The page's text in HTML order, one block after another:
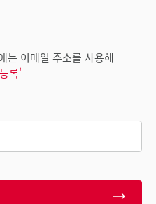
는 이메일 주소를 사용해
록'